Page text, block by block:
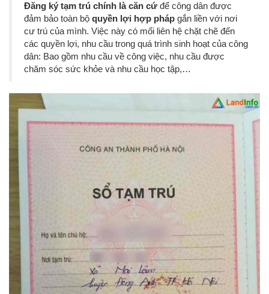
Đăng ký tạm trú chính là căn cứ để công dân được
đảm bảo toàn bộ quyền lợi hợp pháp gắn liền với nơi
cư trú của mình. Việc này có mối liên hệ chặt chẽ đến
các quyền lợi, nhu cầu trong quá trình sinh hoạt của công
dân: Bao gồm nhu cầu về công việc, nhu cầu được
chăm sóc sức khỏe và nhu cầu học tập,…